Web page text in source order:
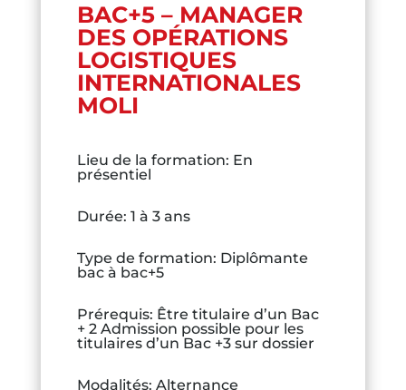
BAC+5 – MANAGER
DES OPÉRATIONS
LOGISTIQUES
INTERNATIONALES
MOLI
Lieu de la formation: En
présentiel
Durée: 1 à 3 ans
Type de formation: Diplômante
bac à bac+5
Prérequis: Être titulaire d’un Bac
+ 2 Admission possible pour les
titulaires d’un Bac +3 sur dossier
Modalités: Alternance